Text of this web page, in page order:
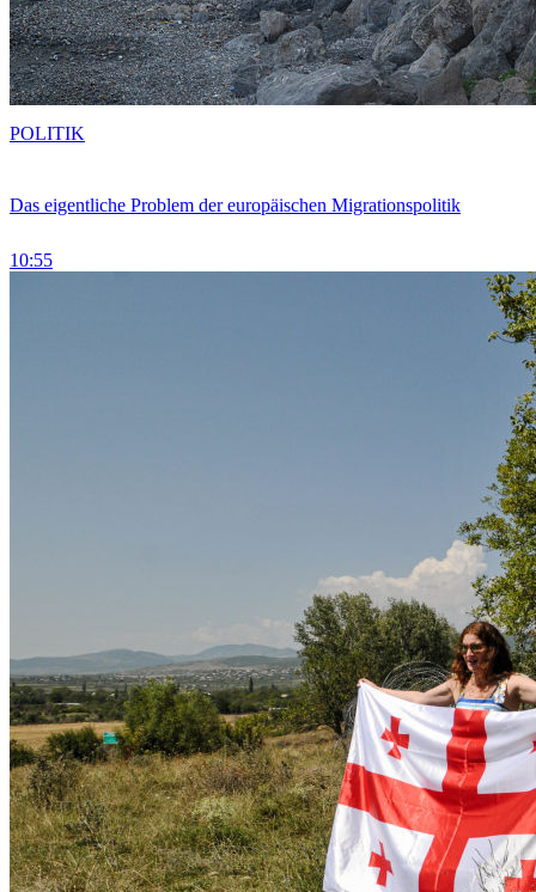
Das eigentliche Problem der europäischen Migrationspolitik
10:55
POLITIK